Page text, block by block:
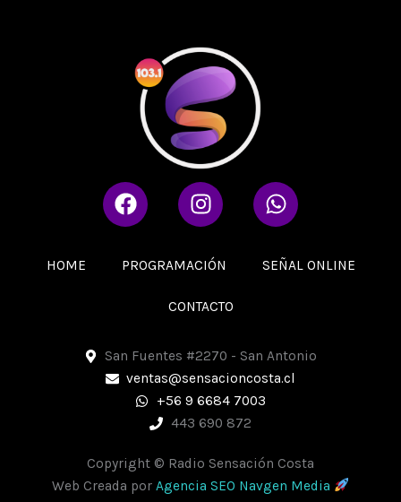
F
a
e
k
I
n
t
g
a
m
W
h
t
p
HOME PROGRAMACIÓN SEÑAL ONLINE
CONTACTO
San Fuentes #2270 - San Antonio
ventas@sensacioncosta.cl
+56 9 6684 7003
443 690 872
Copyright © Radio Sensación Costa
Web Creada por Agencia SEO Navgen Media